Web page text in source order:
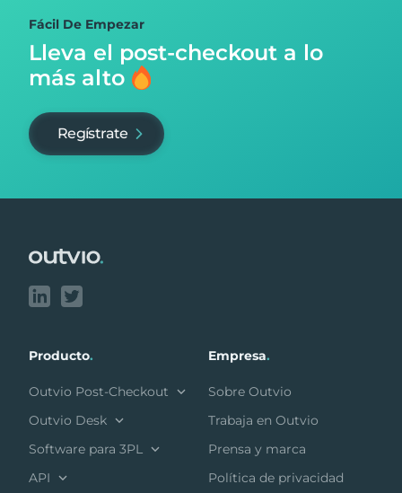
Fácil De Empezar
Lleva el post-checkout a lo
más alto
Regístrate
Producto.
Outvio Post-Checkout
Outvio Desk
Software para 3PL
API
Empresa.
Sobre Outvio
Trabaja en Outvio
Prensa y marca
Política de privacidad